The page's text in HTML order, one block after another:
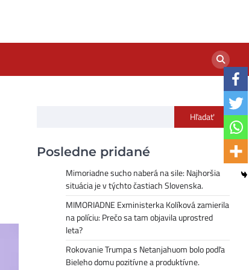
Hľadať
Posledne pridané
Mimoriadne sucho naberá na sile: Najhoršia
situácia je v týchto častiach Slovenska.
MIMORIADNE Exministerka Kolíková zamierila
na políciu: Prečo sa tam objavila uprostred
leta?
Rokovanie Trumpa s Netanjahuom bolo podľa
Bieleho domu pozitívne a produktívne.